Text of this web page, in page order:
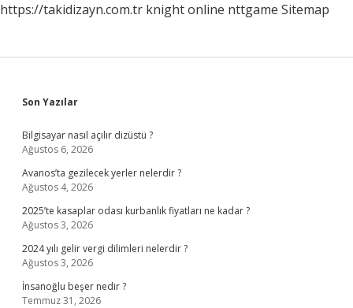
https://takidizayn.com.tr knight online nttgame Sitemap
Sidebar
Son Yazılar
Bilgisayar nasıl açılır dizüstü ?
Ağustos 6, 2026
Avanos’ta gezilecek yerler nelerdir ?
Ağustos 4, 2026
2025’te kasaplar odası kurbanlık fiyatları ne kadar ?
Ağustos 3, 2026
2024 yılı gelir vergi dilimleri nelerdir ?
Ağustos 3, 2026
İnsanoğlu beşer nedir ?
Temmuz 31, 2026